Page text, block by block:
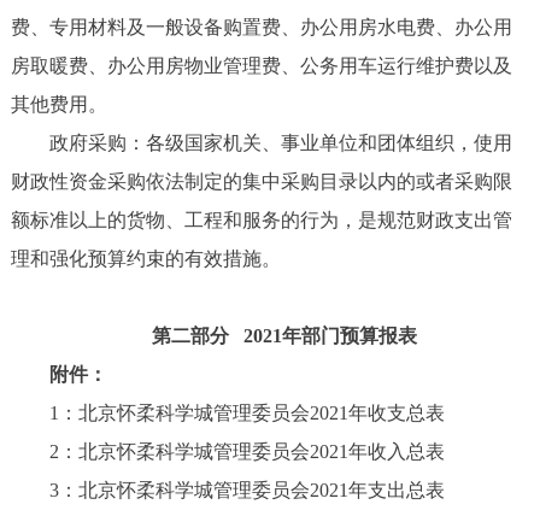
费、专用材料及一般设备购置费、办公用房水电费、办公用
房取暖费、办公用房物业管理费、公务用车运行维护费以及
其他费用。
政府采购：各级国家机关、事业单位和团体组织，使用
财政性资金采购依法制定的集中采购目录以内的或者采购限
额标准以上的货物、工程和服务的行为，是规范财政支出管
理和强化预算约束的有效措施。
第二部分 2021年部门预算报表
附件：
1：北京怀柔科学城管理委员会2021年收支总表
2：北京怀柔科学城管理委员会2021年收入总表
3：北京怀柔科学城管理委员会2021年支出总表